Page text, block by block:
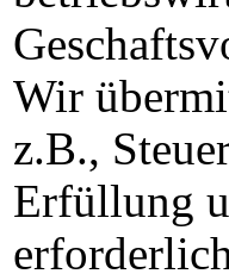
Wir
z.B.,
Erfüllung